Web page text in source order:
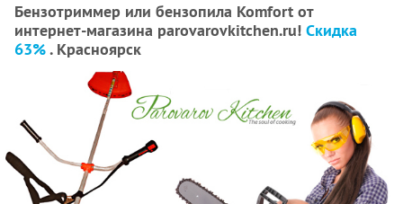
Бензотриммер или бензопила Komfort от
интернет-магазина parovarovkitchen.ru! Скидка
63%. Красноярск